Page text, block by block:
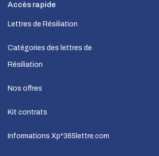
Accès rapide
Lettres de Résiliation
Catégories des lettres de
Résiliation
Nos offres
Kit contrats
Informations Xp*365lettre.com